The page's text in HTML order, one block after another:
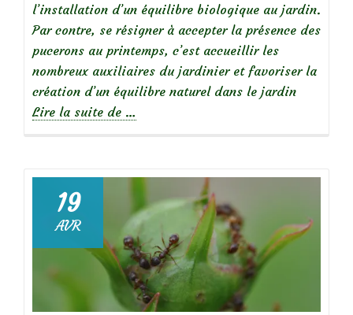
l’installation d’un équilibre biologique au jardin.
Par contre, se résigner à accepter la présence des
pucerons au printemps, c’est accueillir les
nombreux auxiliaires du jardinier et favoriser la
création d’un équilibre naturel dans le jardin
Lire la suite de
auxiliaires
du
jardinier
pour
éliminer
…
19
AVR